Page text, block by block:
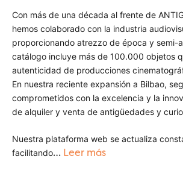
Con más de una década al frente de
hemos colaborado con la industria
proporcionando atrezzo de época y semi-
catálogo incluye más de 100.000 objetos
autenticidad de producciones
En nuestra reciente expansión a Bilbao,
comprometidos con la excelencia y la
de alquiler y venta de antigüedades y
Nuestra plataforma web se actualiza
facilitando… Leer más